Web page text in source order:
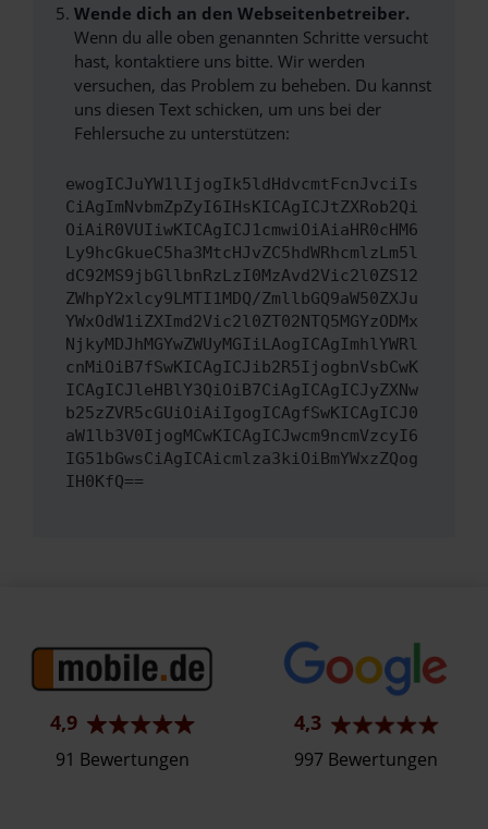
Wende dich an den Webseitenbetreiber.
Wenn du alle oben genannten Schritte versucht
hast, kontaktiere uns bitte. Wir werden
versuchen, das Problem zu beheben. Du kannst
uns diesen Text schicken, um uns bei der
Fehlersuche zu unterstützen:
ewogICJuYW1lIjogIk5ldHdvcmtFcnJvciIs
CiAgImNvbmZpZyI6IHsKICAgICJtZXRob2Qi
OiAiR0VUIiwKICAgICJ1cmwiOiAiaHR0cHM6
Ly9hcGkueC5ha3MtcHJvZC5hdWRhcmlzLm5l
dC92MS9jbGllbnRzLzI0MzAvd2Vic2l0ZS12
ZWhpY2xlcy9LMTI1MDQ/ZmllbGQ9aW50ZXJu
YWxOdW1iZXImd2Vic2l0ZT02NTQ5MGYzODMx
NjkyMDJhMGYwZWUyMGIiLAogICAgImhlYWRl
cnMiOiB7fSwKICAgICJib2R5IjogbnVsbCwK
ICAgICJleHBlY3QiOiB7CiAgICAgICJyZXNw
b25zZVR5cGUiOiAiIgogICAgfSwKICAgICJ0
aW1lb3V0IjogMCwKICAgICJwcm9ncmVzcyI6
IG51bGwsCiAgICAicmlza3kiOiBmYWxzZQog
IH0KfQ==
4,9
91 Bewertungen
4,3
997 Bewertungen